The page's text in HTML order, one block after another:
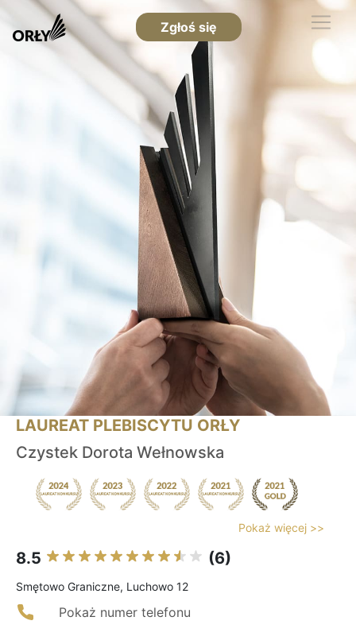
Zgłoś się
LAUREAT PLEBISCYTU ORŁY
Czystek Dorota Wełnowska
Pokaż więcej >>
8.5 (6)
Smętowo Graniczne, Luchowo 12
Pokaż numer telefonu